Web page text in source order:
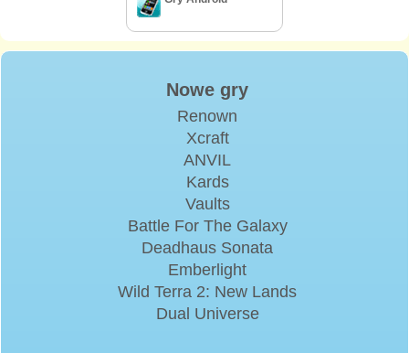
Nowe gry
Renown
Xcraft
ANVIL
Kards
Vaults
Battle For The Galaxy
Deadhaus Sonata
Emberlight
Wild Terra 2: New Lands
Dual Universe